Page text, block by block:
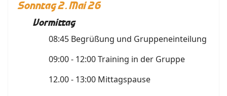
Sonntag 2. Mai 26
Vormittag
08:45 Begrüßung und Gruppeneinteilung
09:00 - 12:00 Training in der Gruppe
12.00 - 13:00 Mittagspause